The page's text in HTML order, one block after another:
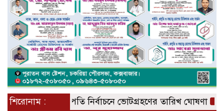
শিরোনাম :রাষ্ট্রপতি নির্বাচনে ভোটগ্রহণের তারিখ ঘোষণা